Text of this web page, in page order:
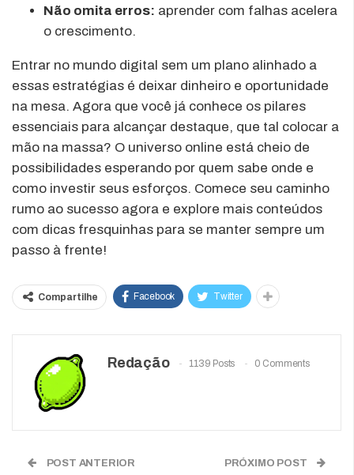
Não omita erros: aprender com falhas acelera
o crescimento.
Entrar no mundo digital sem um plano alinhado a
essas estratégias é deixar dinheiro e oportunidade
na mesa. Agora que você já conhece os pilares
essenciais para alcançar destaque, que tal colocar a
mão na massa? O universo online está cheio de
possibilidades esperando por quem sabe onde e
como investir seus esforços. Comece seu caminho
rumo ao sucesso agora e explore mais conteúdos
com dicas fresquinhas para se manter sempre um
passo à frente!
Compartilhe Facebook Twitter
Redação 1139 Posts 0 Comments
POST ANTERIOR PRÓXIMO POST